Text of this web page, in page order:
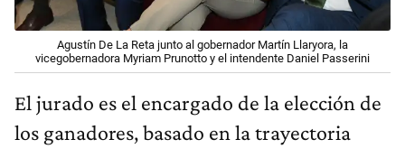
Agustín De La Reta junto al gobernador Martín Llaryora, la
vicegobernadora Myriam Prunotto y el intendente Daniel Passerini
El jurado es el encargado de la elección de
los ganadores, basado en la trayectoria